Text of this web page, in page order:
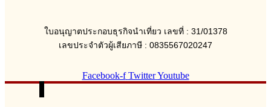
ใบอนุญาตประกอบธุรกิจนำเที่ยว เลขที่ : 31/01378
เลขประจำตัวผู้เสียภาษี : 0835567020247
Facebook-f Twitter Youtube